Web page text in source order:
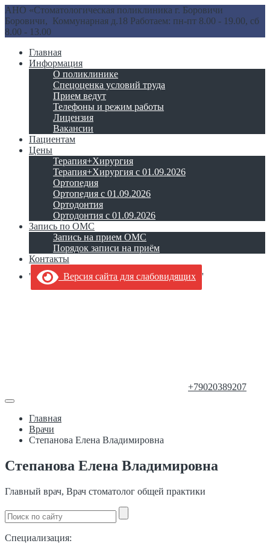
АНО «Стоматологическая поликлиника г. Боровичи
Боровичи, Коммунарная д.18 Работаем: пн-пт 8.00 - 19.00, сб
8.00 - 13.00
Главная
Информация
О поликлинике
Спецоценка условий труда
Прием ведут
Телефоны и режим работы
Лицензия
Вакансии
Пациентам
Цены
Терапия+Хирургия
Терапия+Хирургия с 01.09.2026
Ортопедия
Ортопедия с 01.09.2026
Ортодонтия
Ортодонтия с 01.09.2026
Запись по ОМС
Запись на прием ОМС
Порядок записи на приём
Контакты
'
Версия сайта для слабовидящих '
+79020389207
Главная
Врачи
Степанова Елена Владимировна
Степанова Елена Владимировна
Главный врач, Врач стоматолог общей практики
Специализация: